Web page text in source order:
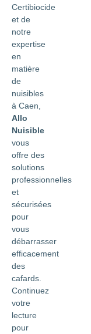
Certibiocide
et de
notre
expertise
en
matière
de
nuisibles
à Caen,
Allo
Nuisible
vous
offre des
solutions
professionnelles
et
sécurisées
pour
vous
débarrasser
efficacement
des
cafards.
Continuez
votre
lecture
pour